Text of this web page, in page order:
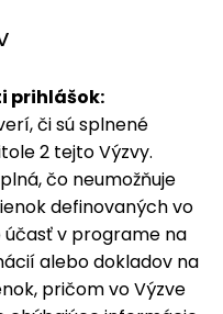
prihlášok:
či sú splnené
2 tejto Výzvy.
čo neumožňuje
definovaných vo
účasť v programe na
alebo dokladov na
pričom vo Výzve